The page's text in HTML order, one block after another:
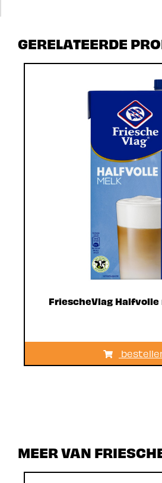
GERELATEERDE
FriescheVlag Halfvolle
MEER VAN